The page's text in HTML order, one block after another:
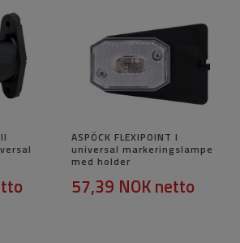
ASPÖCK FLEXIPOINT I
universal markeringslampe
med holder
57,39 NOKnetto